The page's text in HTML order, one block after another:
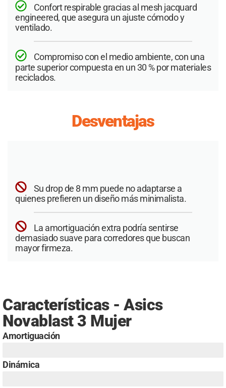
Confort respirable gracias al mesh jacquard
engineered, que asegura un ajuste cómodo y
ventilado.
Compromiso con el medio ambiente, con una
parte superior compuesta en un 30 % por materiales
reciclados.
Desventajas
Su drop de 8 mm puede no adaptarse a
quienes prefieren un diseño más minimalista.
La amortiguación extra podría sentirse
demasiado suave para corredores que buscan
mayor firmeza.
Características - Asics
Novablast 3 Mujer
Amortiguación
Dinámica